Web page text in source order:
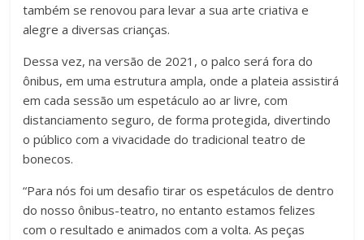
também se renovou para levar a sua arte criativa e
alegre a diversas crianças.
Dessa vez, na versão de 2021, o palco será fora do
ônibus, em uma estrutura ampla, onde a plateia assistirá
em cada sessão um espetáculo ao ar livre, com
distanciamento seguro, de forma protegida, divertindo
o público com a vivacidade do tradicional teatro de
bonecos.
“Para nós foi um desafio tirar os espetáculos de dentro
do nosso ônibus-teatro, no entanto estamos felizes
com o resultado e animados com a volta. As peças